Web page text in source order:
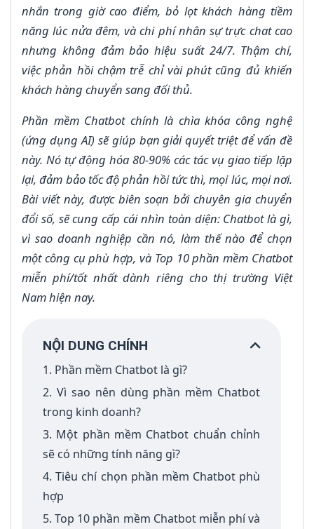
nhắn trong giờ cao điểm, bỏ lọt khách hàng tiềm
năng lúc nửa đêm, và chi phí nhân sự trực chat cao
nhưng không đảm bảo hiệu suất 24/7. Thậm chí,
việc phản hồi chậm trễ chỉ vài phút cũng đủ khiến
khách hàng chuyển sang đối thủ.
Phần mềm Chatbot chính là chìa khóa công nghệ
(ứng dụng AI) sẽ giúp bạn giải quyết triệt để vấn đề
này. Nó tự động hóa 80-90% các tác vụ giao tiếp lặp
lại, đảm bảo tốc độ phản hồi tức thì, mọi lúc, mọi nơi.
Bài viết này, được biên soạn bởi chuyên gia chuyển
đổi số, sẽ cung cấp cái nhìn toàn diện: Chatbot là gì,
vì sao doanh nghiệp cần nó, làm thế nào để chọn
một công cụ phù hợp, và Top 10 phần mềm Chatbot
miễn phí/tốt nhất dành riêng cho thị trường Việt
Nam hiện nay.
NỘI DUNG CHÍNH
1. Phần mềm Chatbot là gì?
2. Vì sao nên dùng phần mềm Chatbot
trong kinh doanh?
3. Một phần mềm Chatbot chuẩn chỉnh
sẽ có những tính năng gì?
4. Tiêu chí chọn phần mềm Chatbot phù
hợp
5. Top 10 phần mềm Chatbot miễn phí và